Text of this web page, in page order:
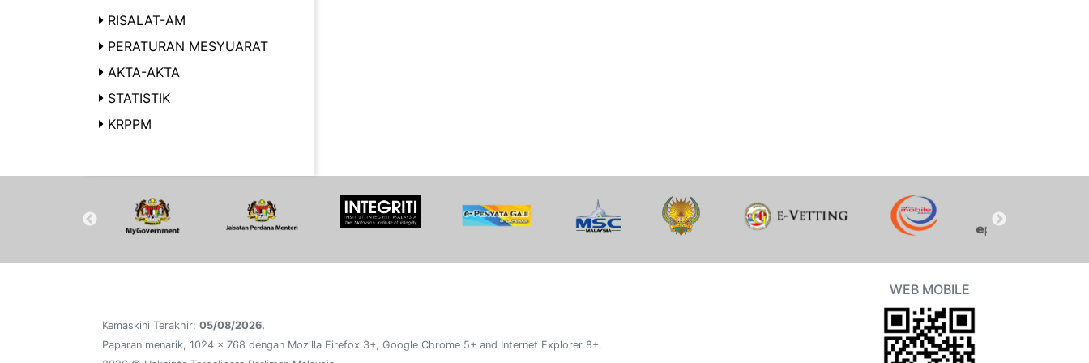
RISALAT-AM
PERATURAN MESYUARAT
AKTA-AKTA
STATISTIK
KRPPM
Kemaskini Terakhir: 05/08/2026.
Paparan menarik, 1024 x 768 dengan Mozilla Firefox 3+, Google Chrome 5+ and Internet Explorer 8+.
WEB MOBILE